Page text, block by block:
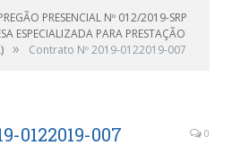
PRESENCIAL Nº 012/2019-SRP
ESPECIALIZADA PARA PRESTAÇÃO
» Contrato Nº 2019-0122019-007
0122019-007 0